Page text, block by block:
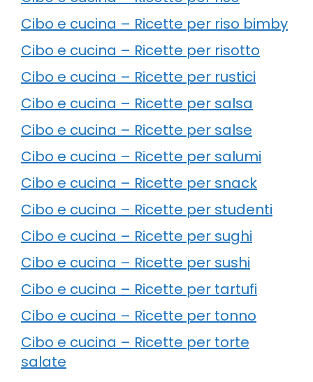
Cibo e cucina – Ricette per riso bimby
Cibo e cucina – Ricette per risotto
Cibo e cucina – Ricette per rustici
Cibo e cucina – Ricette per salsa
Cibo e cucina – Ricette per salse
Cibo e cucina – Ricette per salumi
Cibo e cucina – Ricette per snack
Cibo e cucina – Ricette per studenti
Cibo e cucina – Ricette per sughi
Cibo e cucina – Ricette per sushi
Cibo e cucina – Ricette per tartufi
Cibo e cucina – Ricette per tonno
Cibo e cucina – Ricette per torte
salate